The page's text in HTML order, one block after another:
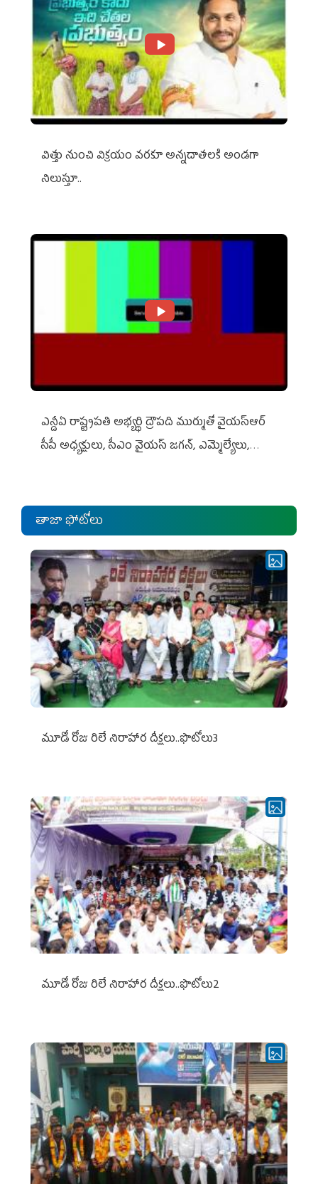
విత్తు నుంచి విక్రయం వరకూ అన్నదాతలకి అండగా
నిలుస్తూ..
ఎన్డీఏ రాష్ట్ర‌ప‌తి అభ్య‌ర్థి ద్రౌప‌ది ముర్ముతో వైయ‌స్ఆర్
సీపీ అధ్య‌క్షులు, సీఎం వైయ‌స్ జ‌గ‌న్, ఎమ్మెల్యేలు,
తాజా ఫోటోలు
మూడో రోజు రిలే నిరాహార దీక్షలు..ఫొటోలు3
మూడో రోజు రిలే నిరాహార దీక్షలు..ఫొటోలు2